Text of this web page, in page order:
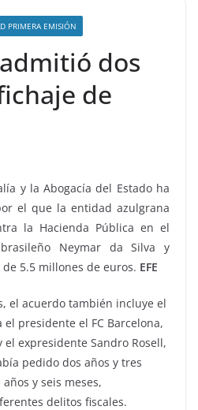
PRIMERA EMISIÓN
dos
de
y la Abogacía del Estado ha
el que la entidad azulgrana
la Hacienda Pública en el
Neymar da Silva y
5.5 millones de euros. EFE
el acuerdo también incluye el
presidente el FC Barcelona,
el expresidente Sandro Rosell,
pedido dos años y tres
y seis meses,
delitos fiscales.